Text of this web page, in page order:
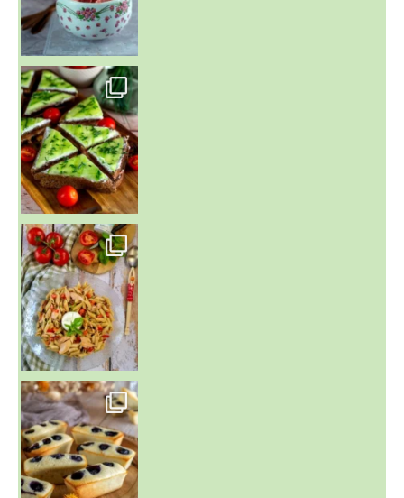
~ SALADE DE PÂTES AUX DEUX TOMATES THON ET BURRA
~ FINANCIERS MYRTILLES ET CITRON ~
Aujourd'hu